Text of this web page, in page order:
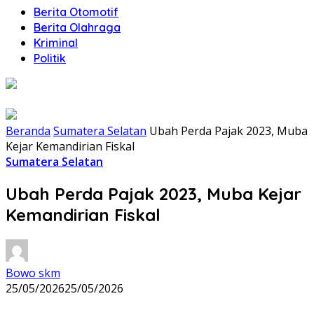
Berita Otomotif
Berita Olahraga
Kriminal
Politik
Beranda Sumatera Selatan Ubah Perda Pajak 2023, Muba
Kejar Kemandirian Fiskal
Sumatera Selatan
Ubah Perda Pajak 2023, Muba Kejar
Kemandirian Fiskal
Bowo skm
25/05/202625/05/2026